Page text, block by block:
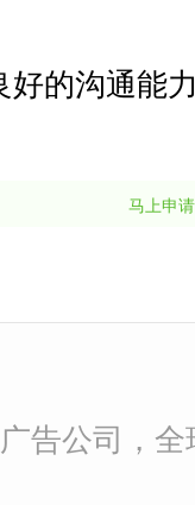
的沟通能
马上申请
告公司，